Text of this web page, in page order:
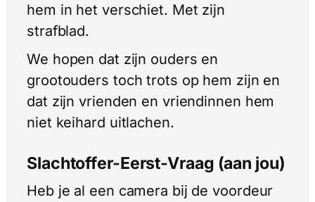
hem in het verschiet. Met zijn
strafblad.
We hopen dat zijn ouders en
grootouders toch trots op hem zijn en
dat zijn vrienden en vriendinnen hem
niet keihard uitlachen.
Slachtoffer-Eerst-Vraag (aan jou)
Heb je al een camera bij de voordeur